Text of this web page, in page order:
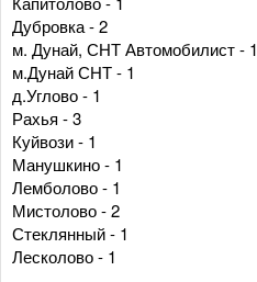
Дубровка - 2
м. Дунай, СНТ Автомобилист - 1
м.Дунай СНТ - 1
д.Углово - 1
Рахья - 3
Куйвози - 1
Манушкино - 1
Лемболово - 1
Мистолово - 2
Стеклянный - 1
Лесколово - 1